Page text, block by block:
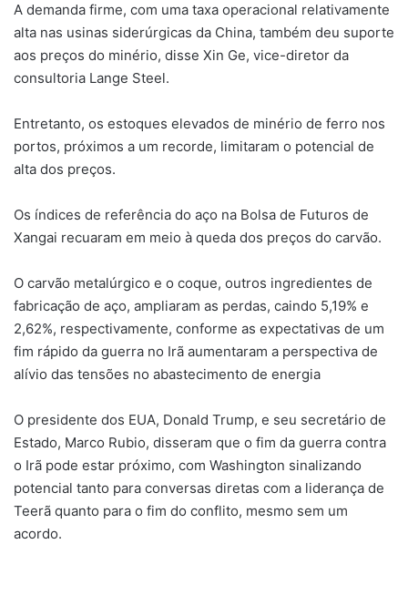
A demanda firme, com uma taxa operacional relativamente
alta nas usinas siderúrgicas da China, também deu suporte
aos preços do minério, disse Xin Ge, vice-diretor da
consultoria Lange Steel.
Entretanto, os estoques elevados de minério de ferro nos
portos, próximos a um recorde, limitaram o potencial de
alta dos preços.
Os índices de referência do aço na Bolsa de Futuros de
Xangai recuaram em meio à queda dos preços do carvão.
O carvão metalúrgico e o coque, outros ingredientes de
fabricação de aço, ampliaram as perdas, caindo 5,19% e
2,62%, respectivamente, conforme as expectativas de um
fim rápido da guerra no Irã aumentaram a perspectiva de
alívio das tensões no abastecimento de energia
O presidente dos EUA, Donald Trump, e seu secretário de
Estado, Marco Rubio, disseram que o fim da guerra contra
o Irã pode estar próximo, com Washington sinalizando
potencial tanto para conversas diretas com a liderança de
Teerã quanto para o fim do conflito, mesmo sem um
acordo.